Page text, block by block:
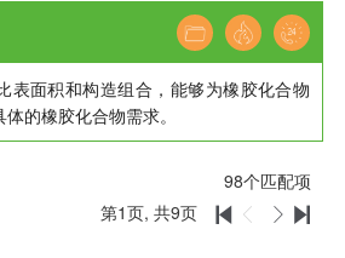
表面积和构造组合，能够为橡胶化合物
的橡胶化合物需求。
98个匹配项
第1页, 共9页    